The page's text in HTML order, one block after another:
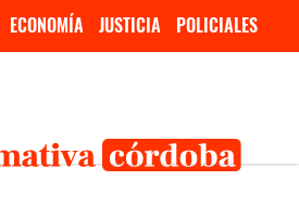
ECONOMÍA JUSTICIA
POLICIALES